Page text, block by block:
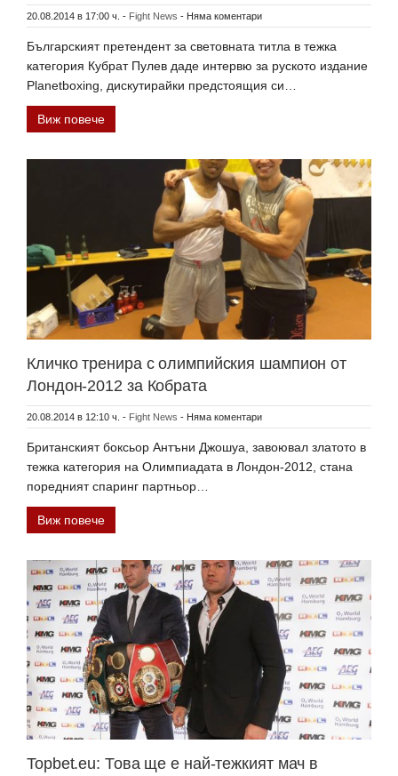
20.08.2014 в 17:00 ч. - Fight News - Няма коментари
Българският претендент за световната титла в тежка
категория Кубрат Пулев даде интервю за руското издание
Planetboxing, дискутирайки предстоящия си…
Виж повече
Кличко тренира с олимпийския шампион от
Лондон-2012 за Кобрата
20.08.2014 в 12:10 ч. - Fight News - Няма коментари
Британският боксьор Антъни Джошуа, завоювал златото в
тежка категория на Олимпиадата в Лондон-2012, стана
поредният спаринг партньор…
Виж повече
Topbet.eu: Това ще е най-тежкият мач в